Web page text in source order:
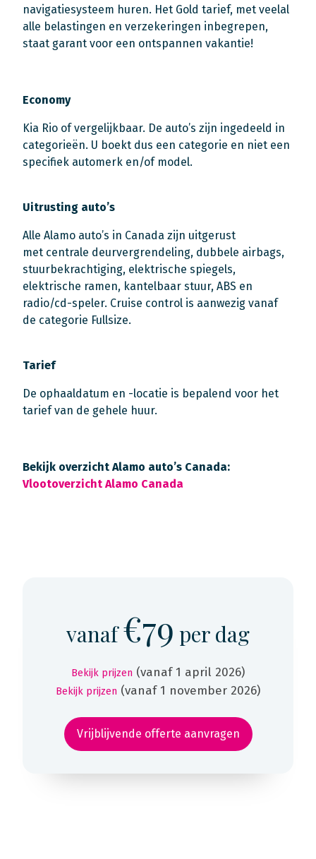
navigatiesysteem huren. Het Gold tarief, met veelal
alle belastingen en verzekeringen inbegrepen,
staat garant voor een ontspannen vakantie!
Economy
Kia Rio of vergelijkbaar. De auto’s zijn ingedeeld in
categorieën. U boekt dus een categorie en niet een
specifiek automerk en/of model.
Uitrusting auto’s
Alle Alamo auto’s in Canada zijn uitgerust
met centrale deurvergrendeling, dubbele airbags,
stuurbekrachtiging, elektrische spiegels,
elektrische ramen, kantelbaar stuur, ABS en
radio/cd-speler. Cruise control is aanwezig vanaf
de categorie Fullsize.
Tarief
De ophaaldatum en -locatie is bepalend voor het
tarief van de gehele huur.
Bekijk overzicht Alamo auto’s Canada:
Vlootoverzicht Alamo Canada
vanaf€79 per dag
Bekijk prijzen (vanaf 1 april 2026)
Bekijk prijzen (vanaf 1 november 2026)
Vrijblijvende offerte aanvragen